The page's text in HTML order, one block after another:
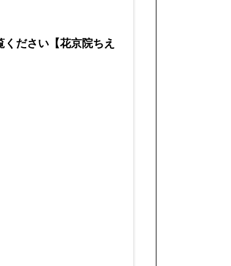
ださい【花京院ちえ